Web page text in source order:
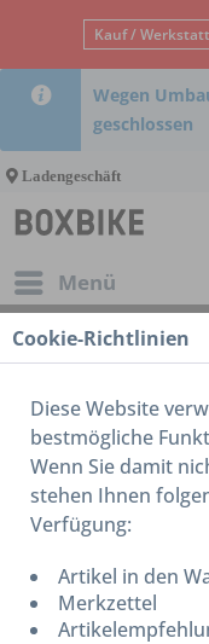
Kauf /
Wegen
geschlossen
Ladengeschäft
Menü
Cookie-Richtlinien
Diese Website
bestmögliche
Wenn Sie damit
stehen Ihnen
Verfügung:
Artikel in den
Merkzettel